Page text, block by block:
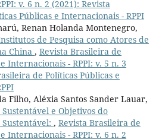
v. 6 n. 2 (2021): Revista
Públicas e Internacionais - RPPI
Renan Holanda Montenegro,
de Pesquisa como Atores de
China , Revista Brasileira de
Internacionais - RPPI: v. 5 n. 3
de Políticas Públicas e
Filho, Aléxia Santos Sander Lauar,
e Objetivos do
, Revista Brasileira de
Internacionais - RPPI: v. 6 n. 2